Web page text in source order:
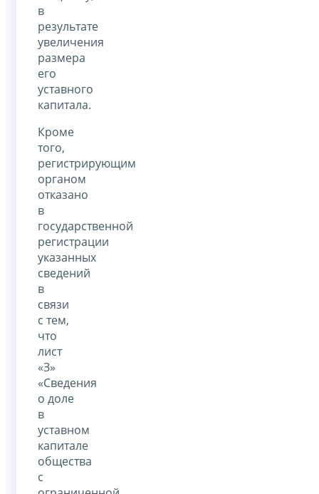
в
результате
увеличения
размера
его
уставного
капитала.
Кроме
того,
регистрирующим
органом
отказано
в
государственной
регистрации
указанных
сведений
в
связи
с тем,
что
лист
«З»
«Сведения
о доле
в
уставном
капитале
общества
с